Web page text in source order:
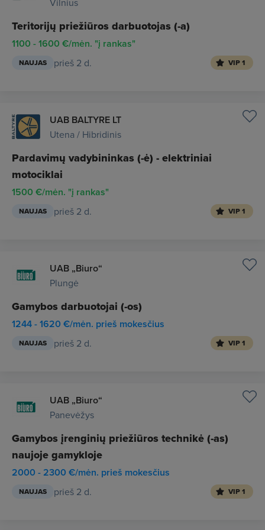
Teritorijų priežiūros darbuotojas (-a)
1100 - 1600 €/mėn. "į rankas"
NAUJAS prieš 2 d. VIP 1
UAB BALTYRE LT
Utena / Hibridinis
Pardavimų vadybininkas (-ė) - elektriniai
motociklai
1500 €/mėn. "į rankas"
NAUJAS prieš 2 d. VIP 1
UAB „Biuro“
Plungė
Gamybos darbuotojai (-os)
1244 - 1620 €/mėn. prieš mokesčius
NAUJAS prieš 2 d. VIP 1
UAB „Biuro“
Panevėžys
Gamybos įrenginių priežiūros technikė (-as)
naujoje gamykloje
2000 - 2300 €/mėn. prieš mokesčius
NAUJAS prieš 2 d. VIP 1